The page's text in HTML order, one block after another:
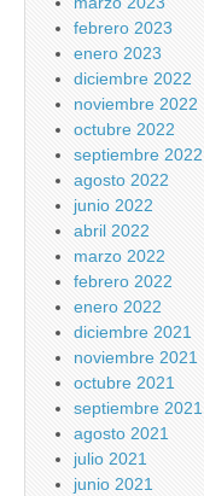
febrero 2023
enero 2023
diciembre 2022
noviembre 2022
octubre 2022
septiembre 2022
agosto 2022
junio 2022
abril 2022
marzo 2022
febrero 2022
enero 2022
diciembre 2021
noviembre 2021
octubre 2021
septiembre 2021
agosto 2021
julio 2021
junio 2021